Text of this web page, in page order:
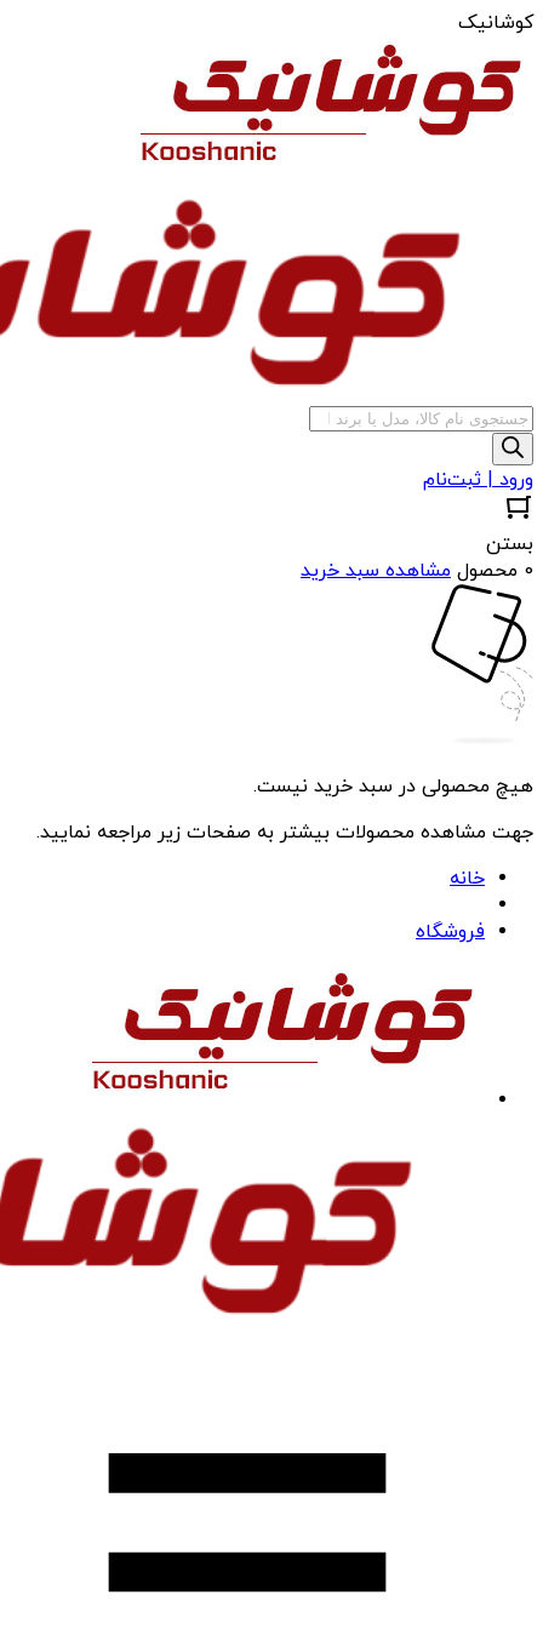
کوشانیک
جستجوی
محصولات
ورود | ثبت‌نام
بستن
0 محصول
مشاهده سبد خرید
هیچ محصولی در سبد خرید نیست.
جهت مشاهده محصولات بیشتر به صفحات زیر مراجعه نمایید.
خانه
فروشگاه